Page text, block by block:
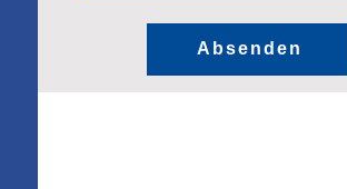
Absenden